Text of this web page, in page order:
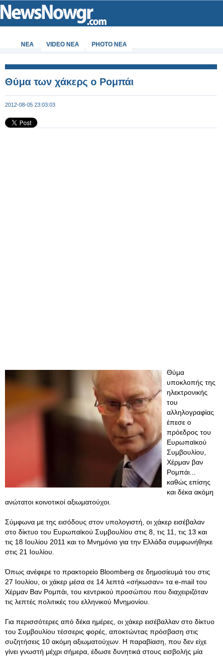
ΝΕΑ VIDEO NEA PHOTO NEA
Θύμα των χάκερς ο Ρομπάι
2012-08-05 23:03:03
Θύμα
υποκλοπής της
ηλεκτρονικής
του
αλληλογραφίας
έπεσε ο
πρόεδρος του
Ευρωπαϊκού
Συμβουλίου,
Χέρμαν βαν
Ρομπάι...
καθώς επίσης
και δέκα ακόμη
ανώτατοι κοινοτικοί αξιωματούχοι.
Σύμφωνα με της εισόδους στον υπολογιστή, οι χάκερ εισέβαλαν
στο δίκτυο του Ευρωπαϊκού Συμβουλίου στις 8, τις 11, τις 13 και
τις 18 Ιουλίου 2011 και το Μνημόνιο για την Ελλάδα συμφωνήθηκε
στις 21 Ιουλίου.
Όπως ανέφερε το πρακτορείο Bloomberg σε δημοσίευμά του στις
27 Ιουλίου, οι χάκερ μέσα σε 14 λεπτά «σήκωσαν» τα e-mail του
Χέρμαν Βαν Ρομπάι, του κεντρικού προσώπου που διαχειριζόταν
τις λεπτές πολιτικές του ελληνικού Μνημονίου.
Για περισσότερες από δέκα ημέρες, οι χάκερ εισέβαλλαν στο δίκτυο
του Συμβουλίου τέσσερις φορές, αποκτώντας πρόσβαση στις
συζητήσεις 10 ακόμη αξιωματούχων. Η παραβίαση, που δεν είχε
γίνει γνωστή μέχρι σήμερα, έδωσε δυνητικά στους εισβολής μία